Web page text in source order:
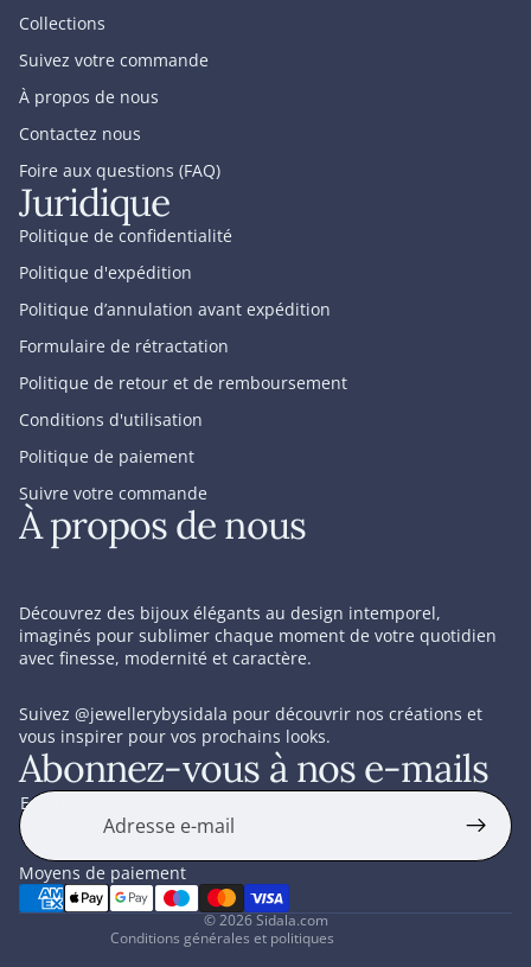
Collections
Suivez votre commande
À propos de nous
Contactez nous
Foire aux questions (FAQ)
Juridique
Politique de confidentialité
Politique d'expédition
Politique d’annulation avant expédition
Formulaire de rétractation
Politique de retour et de remboursement
Conditions d'utilisation
Politique de paiement
Suivre votre commande
À propos de nous
Découvrez des bijoux élégants au design intemporel,
imaginés pour sublimer chaque moment de votre quotidien
avec finesse, modernité et caractère.
Suivez @jewellerybysidala pour découvrir nos créations et
vous inspirer pour vos prochains looks.
Abonnez-vous à nos e-mails
E-mail
Moyens de paiement
© 2026Sidala.com
Conditions générales et politiques
de confidentialité
de retour et de remboursement
d’utilisation
d’expédition